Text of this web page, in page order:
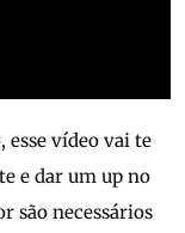
esse vídeo vai te
e dar um up no
são necessários